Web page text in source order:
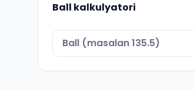
Ball kalkulyatori